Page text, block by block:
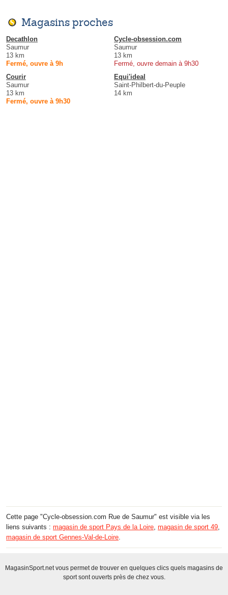
Magasins proches
Decathlon
Saumur
13 km
Fermé, ouvre à 9h
Cycle-obsession.com
Saumur
13 km
Fermé, ouvre demain à 9h30
Courir
Saumur
13 km
Fermé, ouvre à 9h30
Equi'ideal
Saint-Philbert-du-Peuple
14 km
Cette page "Cycle-obsession.com Rue de Saumur" est visible via les
liens suivants : magasin de sport Pays de la Loire magasin de sport 49
magasin de sport Gennes-Val-de-Loire
MagasinSport.net vous permet de trouver en quelques clics quels magasins de
sport sont ouverts près de chez vous.